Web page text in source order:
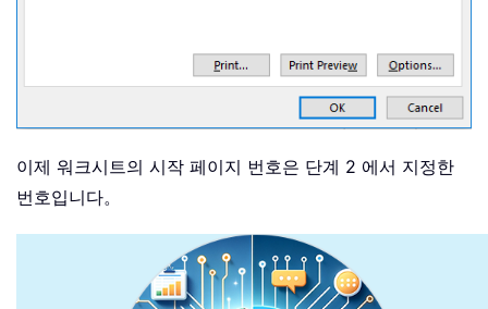
이제 워크시트의 시작 페이지 번호은 단계 2 에서 지정한
번호입니다。